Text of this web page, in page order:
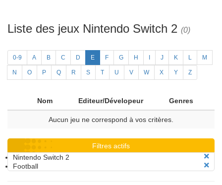
Liste des jeux Nintendo Switch 2 (0)
0-9 A B C D E F G H J K L M
N O P Q R S T U V W X Y Z
Nom Editeur/Dévelopeur Genres
Aucun jeu ne correspond à vos critères.
Filtres actifs
Nintendo Switch 2
Football